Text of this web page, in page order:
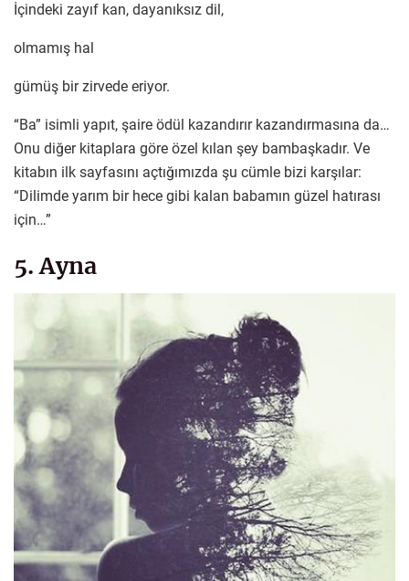
İçindeki zayıf kan, dayanıksız dil,
olmamış hal
gümüş bir zirvede eriyor.
“Ba” isimli yapıt, şaire ödül kazandırır kazandırmasına da…
Onu diğer kitaplara göre özel kılan şey bambaşkadır. Ve
kitabın ilk sayfasını açtığımızda şu cümle bizi karşılar:
“Dilimde yarım bir hece gibi kalan babamın güzel hatırası
için…”
5. Ayna